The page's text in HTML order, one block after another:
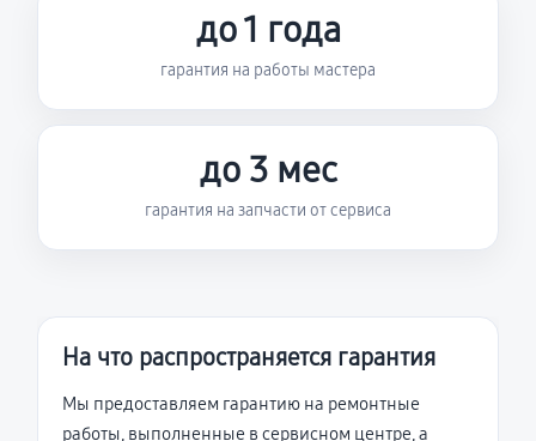
до 1 года
гарантия на работы мастера
до 3 мес
гарантия на запчасти от сервиса
На что распространяется гарантия
Мы предоставляем гарантию на ремонтные
работы, выполненные в сервисном центре, а